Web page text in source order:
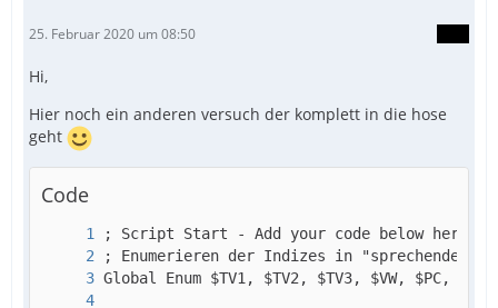
25. Februar 2020 um 08:50
Hi,
Hier noch ein anderen versuch der komplett in die hose
geht
Code